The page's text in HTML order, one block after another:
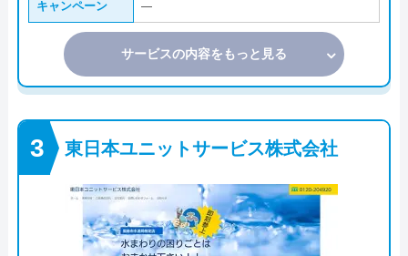
キャンペーン ―
サービスの内容をもっと見る
東日本ユニットサービス株式会社